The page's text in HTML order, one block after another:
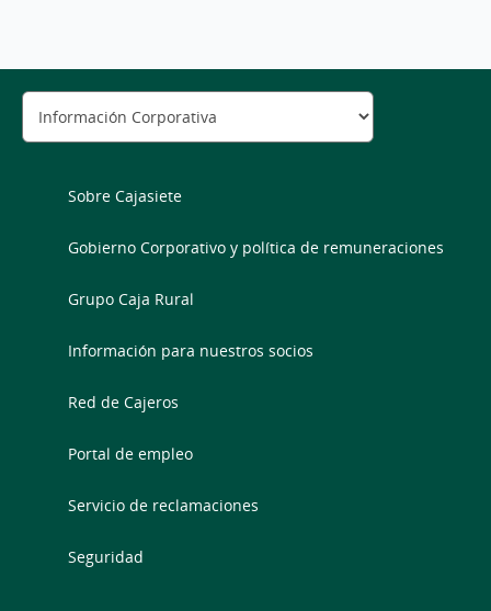
Sobre Cajasiete
Gobierno Corporativo y política de remuneraciones
Grupo Caja Rural
Información para nuestros socios
Red de Cajeros
Portal de empleo
Servicio de reclamaciones
Seguridad